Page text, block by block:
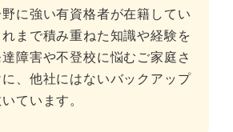
に強い有資格者が在籍してい
れまで積み重ねた知識や経験を
達障害や不登校に悩むご家庭さ
に、他社にはないバックアップ
ています。